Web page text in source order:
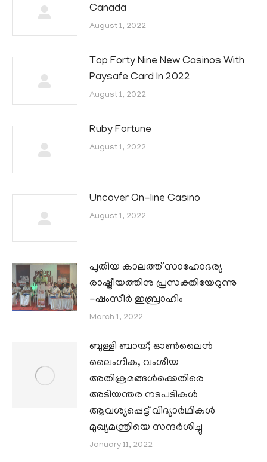
Canada
August 1, 2022
Top Forty Nine New Casinos With
Paysafe Card In 2022
August 1, 2022
Ruby Fortune
August 1, 2022
Uncover On-line Casino
August 1, 2022
പുതിയ കാലത്ത് സാഹോദര്യ
രാഷ്ട്രീയത്തിനു പ്രസക്തിയേറുന്നു
-ഷംസീർ ഇബ്രാഹിം
March 1, 2022
ബുള്ളി ബായ്; ഓൺലൈൻ
ലൈംഗിക, വംശീയ
അതിക്രമങ്ങൾക്കെതിരെ
അടിയന്തര നടപടികൾ
ആവശ്യപ്പെട്ട് വിദ്യാർഥികൾ
മുഖ്യമന്ത്രിയെ സന്ദർശിച്ചു
January 11, 2022